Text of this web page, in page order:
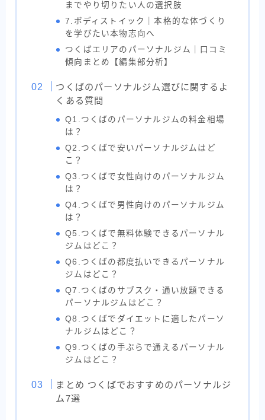
までやり切りたい人の選択肢
7.ボディストイック｜本格的な体づくり
を学びたい本物志向へ
つくばエリアのパーソナルジム｜口コミ
傾向まとめ【編集部分析】
つくばのパーソナルジム選びに関するよ
くある質問
Q1.つくばのパーソナルジムの料金相場
は？
Q2.つくばで安いパーソナルジムはど
こ？
Q3.つくばで女性向けのパーソナルジム
は？
Q4.つくばで男性向けのパーソナルジム
は？
Q5.つくばで無料体験できるパーソナル
ジムはどこ？
Q6.つくばの都度払いできるパーソナル
ジムはどこ？
Q7.つくばのサブスク・通い放題できる
パーソナルジムはどこ？
Q8.つくばでダイエットに適したパーソ
ナルジムはどこ？
Q9.つくばの手ぶらで通えるパーソナル
ジムはどこ？
まとめ つくばでおすすめのパーソナルジ
ム7選